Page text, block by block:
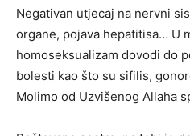
Negativan utjecaj na nervni
organe, pojava hepatitisa… U
homoseksualizam dovodi do
bolesti kao što su sifilis,
Molimo od Uzvišenog Allaha